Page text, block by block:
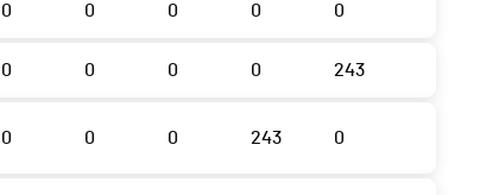
0 0 0 0 0
0 0 0 0 243
0 0 0 243 0